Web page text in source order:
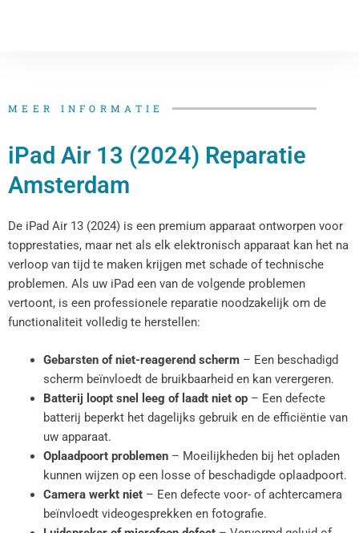
MEER INFORMATIE
iPad Air 13 (2024) Reparatie
Amsterdam
De iPad Air 13 (2024) is een premium apparaat ontworpen voor
topprestaties, maar net als elk elektronisch apparaat kan het na
verloop van tijd te maken krijgen met schade of technische
problemen. Als uw iPad een van de volgende problemen
vertoont, is een professionele reparatie noodzakelijk om de
functionaliteit volledig te herstellen:
Gebarsten of niet-reagerend scherm – Een beschadigd
scherm beïnvloedt de bruikbaarheid en kan verergeren.
Batterij loopt snel leeg of laadt niet op– Een defecte
batterij beperkt het dagelijks gebruik en de efficiëntie van
uw apparaat.
Oplaadpoort problemen – Moeilijkheden bij het opladen
kunnen wijzen op een losse of beschadigde oplaadpoort.
Camera werkt niet – Een defecte voor- of achtercamera
beïnvloedt videogesprekken en fotografie.